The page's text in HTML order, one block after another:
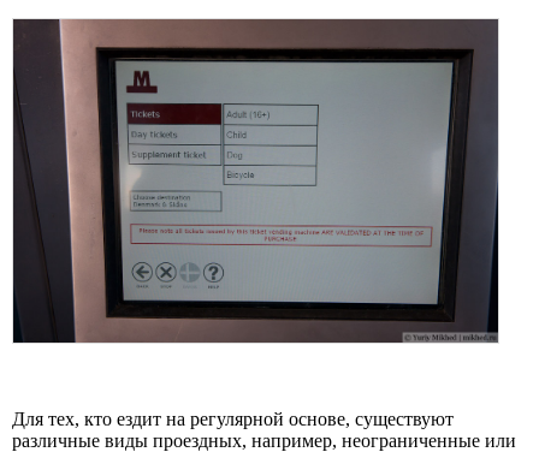
Для тех, кто ездит на регулярной основе, существуют
различные виды проездных, например, неограниченные или